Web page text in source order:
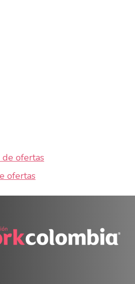
ofertas
ofertas